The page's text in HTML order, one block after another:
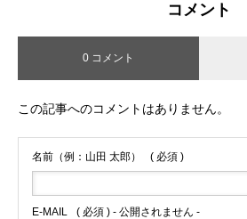
コメント
0 コメント
この記事へのコメントはありません。
名前（例：山田 太郎） ( 必須 )
E-MAIL ( 必須 ) - 公開されません -